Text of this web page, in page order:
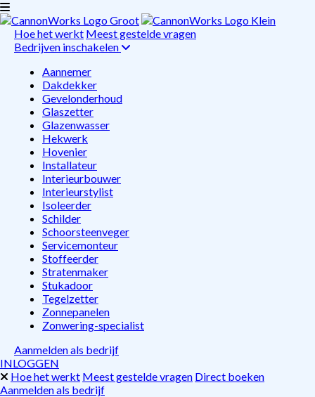
Hoe het werkt Meest gestelde vragen
Bedrijven inschakelen
Aannemer
Dakdekker
Gevelonderhoud
Glaszetter
Glazenwasser
Hekwerk
Hovenier
Installateur
Interieurbouwer
Interieurstylist
Isoleerder
Schilder
Schoorsteenveger
Servicemonteur
Stoffeerder
Stratenmaker
Stukadoor
Tegelzetter
Zonnepanelen
Zonwering-specialist
Aanmelden als bedrijf
INLOGGEN
Hoe het werkt Meest gestelde vragen Direct boeken
Aanmelden als bedrijf